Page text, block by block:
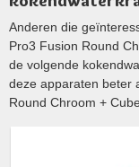
Anderen die
Pro3 Fusion Round
de volgende
deze apparaten beter
Round Chroom +